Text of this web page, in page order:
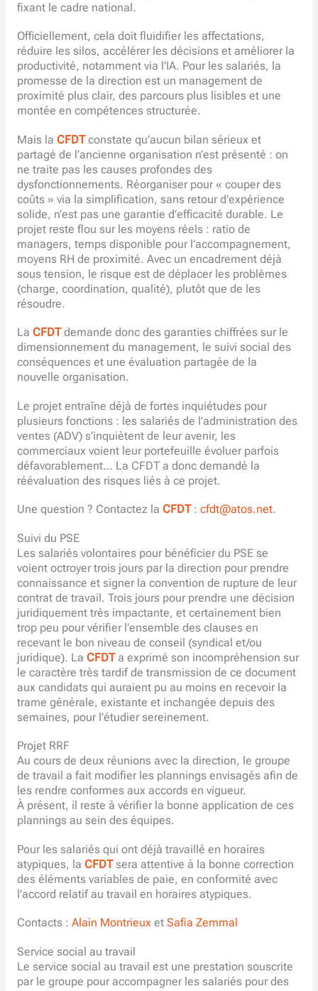
fixant le cadre national.
Officiellement, cela doit fluidifier les affectations,
réduire les silos, accélérer les décisions et améliorer la
productivité, notamment via l’IA. Pour les salariés, la
promesse de la direction est un management de
proximité plus clair, des parcours plus lisibles et une
montée en compétences structurée.
Mais la CFDTconstate qu’aucun bilan sérieux et
partagé de l’ancienne organisation n’est présenté : on
ne traite pas les causes profondes des
dysfonctionnements. Réorganiser pour « couper des
coûts » via la simplification, sans retour d’expérience
solide, n’est pas une garantie d’efficacité durable. Le
projet reste flou sur les moyens réels : ratio de
managers, temps disponible pour l’accompagnement,
moyens RH de proximité. Avec un encadrement déjà
sous tension, le risque est de déplacer les problèmes
(charge, coordination, qualité), plutôt que de les
résoudre.
La CFDTdemande donc des garanties chiffrées sur le
dimensionnement du management, le suivi social des
conséquences et une évaluation partagée de la
nouvelle organisation.
Le projet entraîne déjà de fortes inquiétudes pour
plusieurs fonctions : les salariés de l’administration des
ventes (ADV) s’inquiètent de leur avenir, les
commerciaux voient leur portefeuille évoluer parfois
défavorablement… La CFDT a donc demandé la
réévaluation des risques liés à ce projet.
Une question ? Contactez la CFDT: cfdt@atos.net.
Suivi du PSE
Les salariés volontaires pour bénéficier du PSE se
voient octroyer trois jours par la direction pour prendre
connaissance et signer la convention de rupture de leur
contrat de travail. Trois jours pour prendre une décision
juridiquement très impactante, et certainement bien
trop peu pour vérifier l’ensemble des clauses en
recevant le bon niveau de conseil (syndical et/ou
juridique). La CFDTa exprimé son incompréhension sur
le caractère très tardif de transmission de ce document
aux candidats qui auraient pu au moins en recevoir la
trame générale, existante et inchangée depuis des
semaines, pour l’étudier sereinement.
Projet RRF
Au cours de deux réunions avec la direction, le groupe
de travail a fait modifier les plannings envisagés afin de
les rendre conformes aux accords en vigueur.
À présent, il reste à vérifier la bonne application de ces
plannings au sein des équipes.
Pour les salariés qui ont déjà travaillé en horaires
atypiques, la CFDTsera attentive à la bonne correction
des éléments variables de paie, en conformité avec
l’accord relatif au travail en horaires atypiques.
Contacts : Alain Montrieuxet Safia Zemmal
Service social au travail
Le service social au travail est une prestation souscrite
par le groupe pour accompagner les salariés pour des